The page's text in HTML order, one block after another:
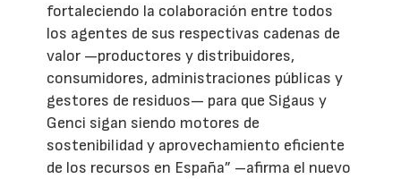
fortaleciendo la colaboración entre todos
los agentes de sus respectivas cadenas de
valor —productores y distribuidores,
consumidores, administraciones públicas y
gestores de residuos— para que Sigaus y
Genci sigan siendo motores de
sostenibilidad y aprovechamiento eficiente
de los recursos en España” –afirma el nuevo